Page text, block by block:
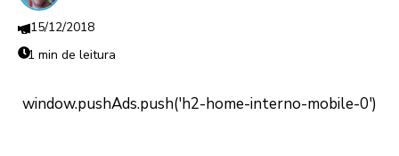
15/12/2018
1 min de leitura